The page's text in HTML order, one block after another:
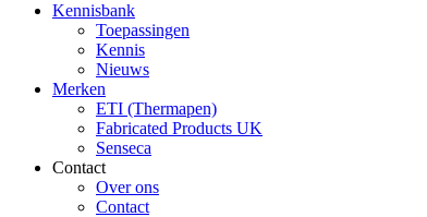
Kennisbank
Toepassingen
Kennis
Nieuws
Merken
ETI (Thermapen)
Fabricated Products UK
Senseca
Contact
Over ons
Contact